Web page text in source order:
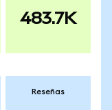
483.7K
Reseñas